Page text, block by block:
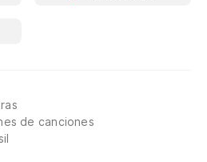
de canciones